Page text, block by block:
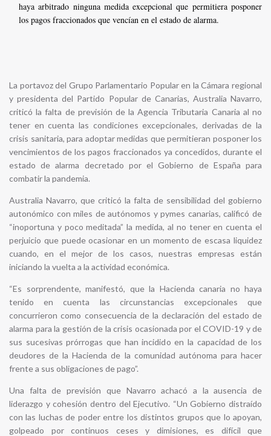
haya arbitrado ninguna medida excepcional que permitiera posponer
los pagos fraccionados que vencían en el estado de alarma.
La portavoz del Grupo Parlamentario Popular en la Cámara regional
y presidenta del Partido Popular de Canarias, Australia Navarro,
criticó la falta de previsión de la Agencia Tributaria Canaria al no
tener en cuenta las condiciones excepcionales, derivadas de la
crisis sanitaria, para adoptar medidas que permitieran posponer los
vencimientos de los pagos fraccionados ya concedidos, durante el
estado de alarma decretado por el Gobierno de España para
combatir la pandemia.
Australia Navarro, que criticó la falta de sensibilidad del gobierno
autonómico con miles de autónomos y pymes canarias, calificó de
“inoportuna y poco meditada” la medida, al no tener en cuenta el
perjuicio que puede ocasionar en un momento de escasa liquidez
cuando, en el mejor de los casos, nuestras empresas están
iniciando la vuelta a la actividad económica.
“Es sorprendente, manifestó, que la Hacienda canaria no haya
tenido en cuenta las circunstancias excepcionales que
concurrieron como consecuencia de la declaración del estado de
alarma para la gestión de la crisis ocasionada por el COVID-19 y de
sus sucesivas prórrogas que han incidido en la capacidad de los
deudores de la Hacienda de la comunidad autónoma para hacer
frente a sus obligaciones de pago”.
Una falta de previsión que Navarro achacó a la ausencia de
liderazgo y cohesión dentro del Ejecutivo. “Un Gobierno distraído
con las luchas de poder entre los distintos grupos que lo apoyan,
golpeado por continuos ceses y dimisiones, es difícil que